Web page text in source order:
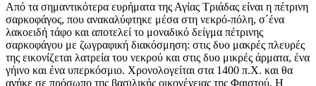
Από τα σημαντικότερα ευρήματα της Αγίας Τριάδας είναι η πέτρινη
σαρκοφάγος, που ανακαλύφτηκε μέσα στη νεκρό-πόλη, σ΄ένα
λακοειδή τάφο και αποτελεί το μοναδικό δείγμα πέτρινης
σαρκοφάγου με ζωγραφική διακόσμηση: στις δυο μακρές πλευρές
της εικονίζεται λατρεία του νεκρού και στις δυο μικρές άρματα, ένα
γήινο και ένα υπερκόσμιο. Χρονολογείται στα 1400 π.Χ. και θα
ανήκε σε πρόσωπο της βασιλικής οικογένειας της Φαιστού. Η